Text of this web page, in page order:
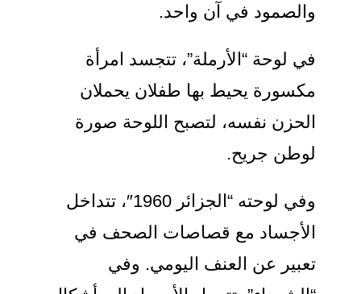
والصمود في آن واحد.
في لوحة “الأرملة”، تتجسد امرأة
مكسورة يحيط بها طفلان يحملان
الحزن نفسه، لتصبح اللوحة صورة
لوطن جريح.
وفي لوحته “الجزائر 1960″، تتداخل
الأجساد مع قصاصات الصحف في
تعبير عن العنف اليومي. وفي